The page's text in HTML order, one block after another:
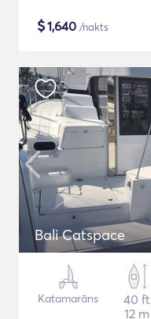
$1,640 /nakts
Bali Catspace
Katamarāns
40 ft
12 m